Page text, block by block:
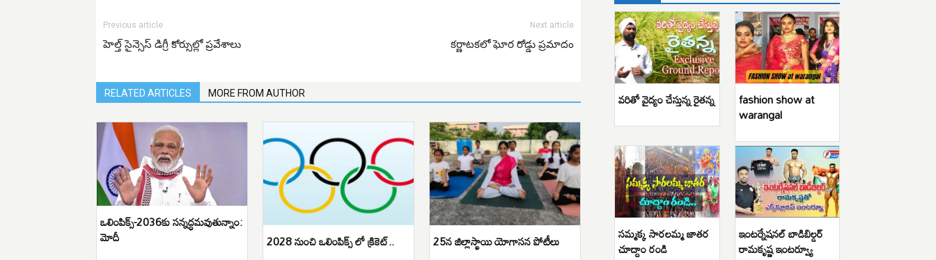
Previous article
హెల్త్ సైన్సెస్ డిగ్రీ కోర్సుల్లో ప్రవేశాలు
Next article
కర్ణాటకలో ఘోర రోడ్డు ప్రమాదం
RELATED ARTICLES MORE FROM AUTHOR
ఒలింపిక్స్‌-2036కు సన్నద్ధమవుతున్నాం:
మోదీ 2028 నుంచి ఒలింపిక్స్ లో క్రికెట్.. 25న జిల్లాస్థాయి యోగాసన పోటీలు
వరితో వైద్యం చేస్తున్న రైతన్న fashion show at
warangal
సమ్మక్క సారలమ్మ జాతర
చూద్దాం రండి
ఇంటర్నేషనల్ బాడిబిల్డర్
రామకృష్ణ ఇంటర్వ్యూ